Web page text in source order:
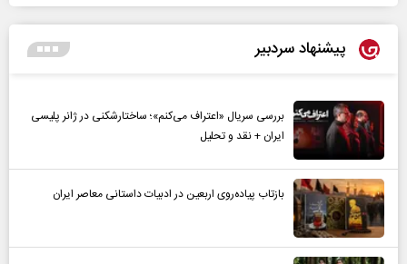
پیشنهاد سردبیر
بررسی سریال «اعتراف می‌کنم»؛ ساختارشکنی در ژانر پلیسی
ایران + نقد و تحلیل
بازتاب پیاده‌روی اربعین در ادبیات داستانی معاصر ایران